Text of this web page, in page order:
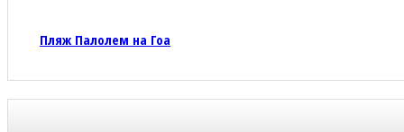
Пляж Палолем на Гоа